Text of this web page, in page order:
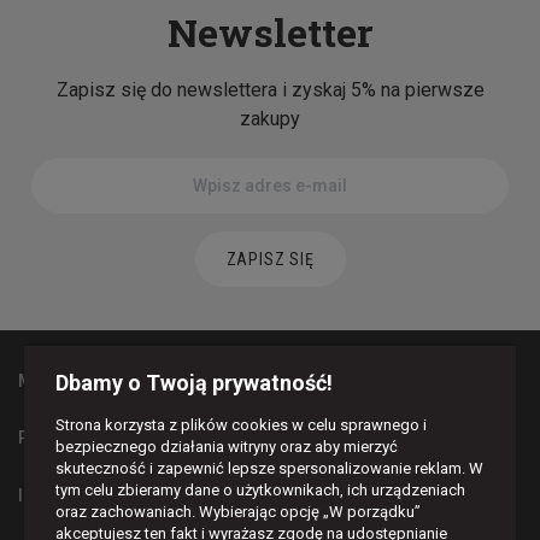
Newsletter
Zapisz się do newslettera i zyskaj 5% na pierwsze
zakupy
ZAPISZ SIĘ
MAPA STRONY
PŁATNOŚCI I DOSTAWA
INFORMACJE
Dbamy o Twoją prywatność!
Strona korzysta z plików cookies w celu sprawnego i
bezpiecznego działania witryny oraz aby mierzyć
skuteczność i zapewnić lepsze spersonalizowanie reklam. W
tym celu zbieramy dane o użytkownikach, ich urządzeniach
oraz zachowaniach. Wybierając opcję „W porządku”
akceptujesz ten fakt i wyrażasz zgodę na udostępnianie